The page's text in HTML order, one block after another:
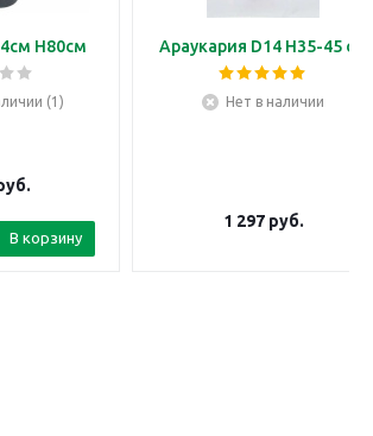
H80см
(1)
В корзину
Араукария D14 H35-45 см
Нет в наличии
1 297руб.